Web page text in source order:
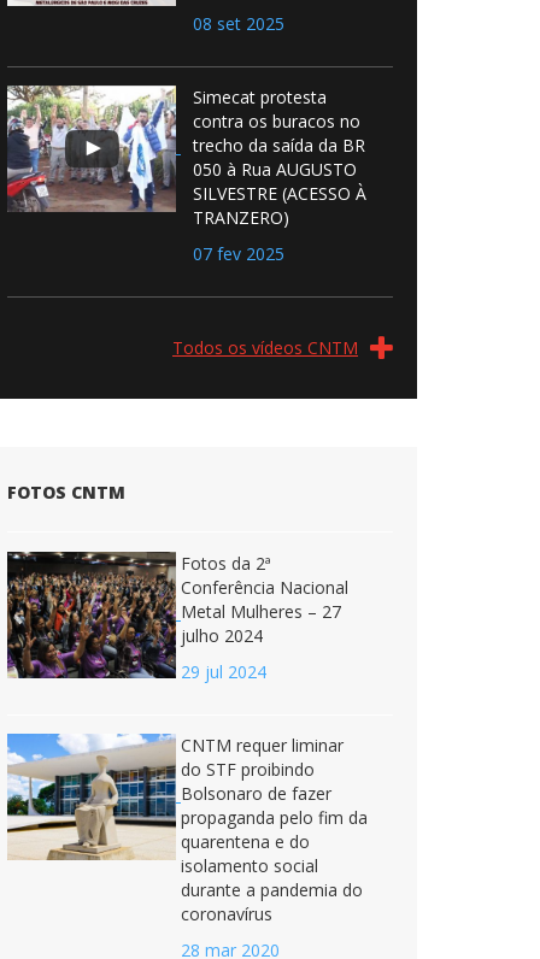
08 set 2025
Simecat protesta
contra os buracos no
trecho da saída da BR
050 à Rua AUGUSTO
SILVESTRE (ACESSO À
TRANZERO)
07 fev 2025
Todos os vídeos CNTM
FOTOS CNTM
Fotos da 2ª
Conferência Nacional
Metal Mulheres – 27
julho 2024
29 jul 2024
CNTM requer liminar
do STF proibindo
Bolsonaro de fazer
propaganda pelo fim da
quarentena e do
isolamento social
durante a pandemia do
coronavírus
28 mar 2020